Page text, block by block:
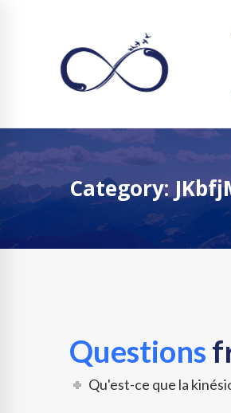
Category:
Questions
Qu'est-ce que la